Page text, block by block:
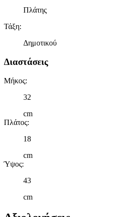
Πλάτης
Τάξη:
Δημοτικού
Διαστάσεις
Μήκος:
32
cm
Πλάτος:
18
cm
Ύψος:
43
cm